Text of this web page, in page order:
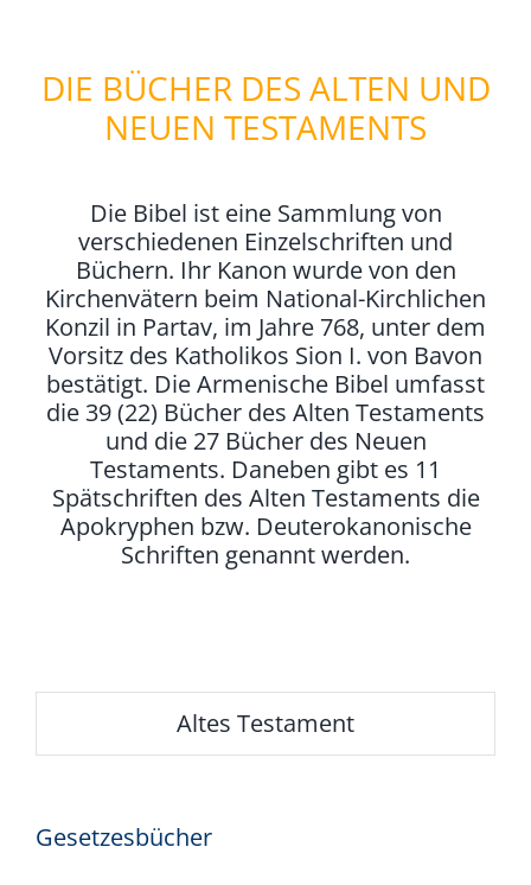
DIE BÜCHER DES ALTEN UND
NEUEN TESTAMENTS
Die Bibel ist eine Sammlung von
verschiedenen Einzelschriften und
Büchern. Ihr Kanon wurde von den
Kirchenvätern beim National-Kirchlichen
Konzil in Partav, im Jahre 768, unter dem
Vorsitz des Katholikos Sion I. von Bavon
bestätigt. Die Armenische Bibel umfasst
die 39 (22) Bücher des Alten Testaments
und die 27 Bücher des Neuen
Testaments. Daneben gibt es 11
Spätschriften des Alten Testaments die
Apokryphen bzw. Deuterokanonische
Schriften genannt werden.
Altes Testament
Gesetzesbücher